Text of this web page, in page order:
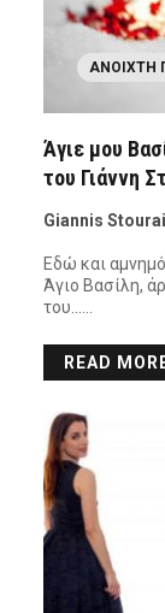
ΑΝΟΙΧΤΉ
Άγιε μου
του Γιάννη
Giannis
Εδώ και
Άγιο Βασίλη,
του……
READ